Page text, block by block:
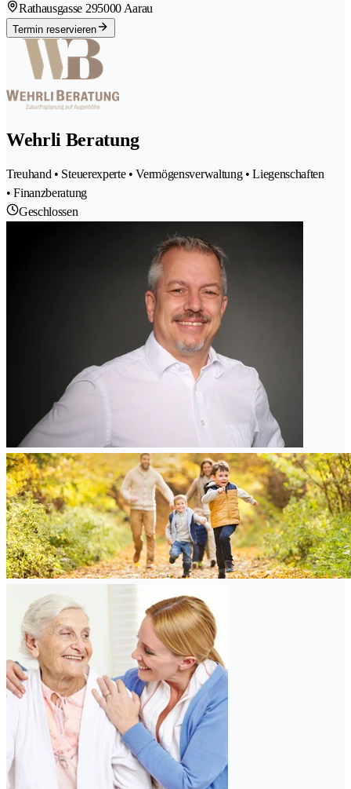
Rathausgasse 295000 Aarau
Termin reservieren
Wehrli Beratung
Treuhand • Steuerexperte • Vermögensverwaltung • Liegenschaften
• Finanzberatung
Geschlossen